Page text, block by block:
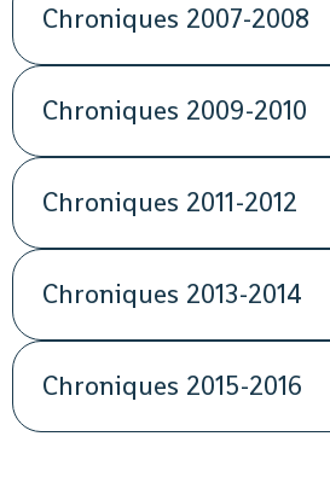
Chroniques 2007-2008
Chroniques 2009-2010
Chroniques 2011-2012
Chroniques 2013-2014
Chroniques 2015-2016